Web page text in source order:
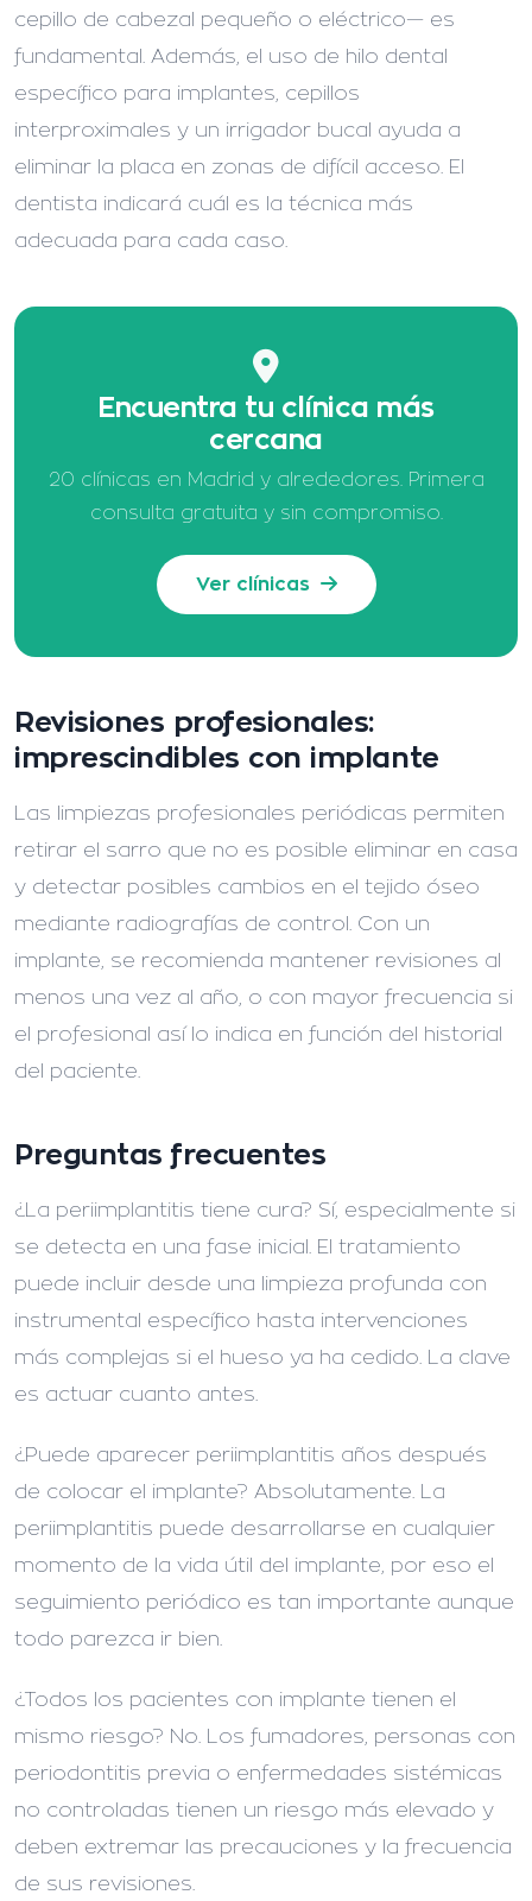
cepillo de cabezal pequeño o eléctrico— es
fundamental. Además, el uso de hilo dental
específico para implantes, cepillos
interproximales y un irrigador bucal ayuda a
eliminar la placa en zonas de difícil acceso. El
dentista indicará cuál es la técnica más
adecuada para cada caso.
Encuentra tu clínica más
cercana
20 clínicas en Madrid y alrededores. Primera
consulta gratuita y sin compromiso.
Ver clínicas
Revisiones profesionales:
imprescindibles con implante
Las limpiezas profesionales periódicas permiten
retirar el sarro que no es posible eliminar en casa
y detectar posibles cambios en el tejido óseo
mediante radiografías de control. Con un
implante, se recomienda mantener revisiones al
menos una vez al año, o con mayor frecuencia si
el profesional así lo indica en función del historial
del paciente.
Preguntas frecuentes
¿La periimplantitis tiene cura? Sí, especialmente si
se detecta en una fase inicial. El tratamiento
puede incluir desde una limpieza profunda con
instrumental específico hasta intervenciones
más complejas si el hueso ya ha cedido. La clave
es actuar cuanto antes.
¿Puede aparecer periimplantitis años después
de colocar el implante? Absolutamente. La
periimplantitis puede desarrollarse en cualquier
momento de la vida útil del implante, por eso el
seguimiento periódico es tan importante aunque
todo parezca ir bien.
¿Todos los pacientes con implante tienen el
mismo riesgo? No. Los fumadores, personas con
periodontitis previa o enfermedades sistémicas
no controladas tienen un riesgo más elevado y
deben extremar las precauciones y la frecuencia
de sus revisiones.